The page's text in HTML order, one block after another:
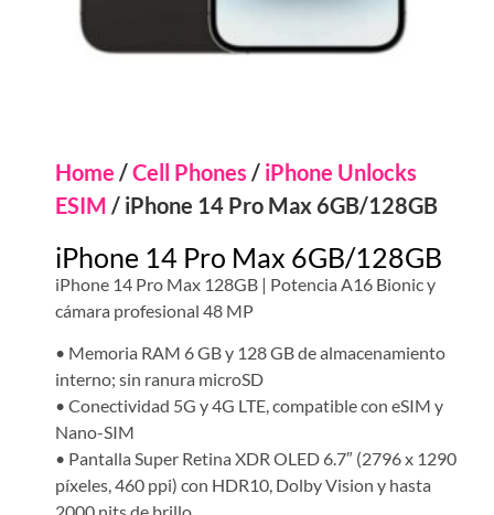
Home /Cell Phones / iPhone Unlocks
ESIM / iPhone 14 Pro Max 6GB/128GB
iPhone 14 Pro Max 6GB/128GB
iPhone 14 Pro Max 128GB | Potencia A16 Bionic y
cámara profesional 48 MP
• Memoria RAM 6 GB y 128 GB de almacenamiento
interno; sin ranura microSD
• Conectividad 5G y 4G LTE, compatible con eSIM y
Nano-SIM
• Pantalla Super Retina XDR OLED 6.7″ (2796 x 1290
píxeles, 460 ppi) con HDR10, Dolby Vision y hasta